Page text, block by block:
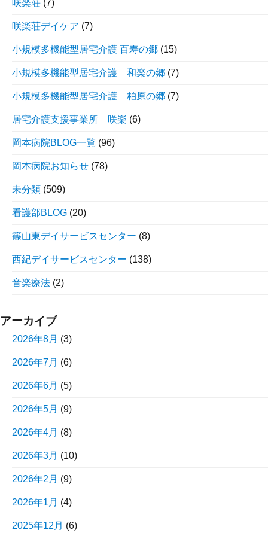
咲楽荘 (7)
咲楽荘デイケア (7)
小規模多機能型居宅介護 百寿の郷 (15)
小規模多機能型居宅介護 和楽の郷 (7)
小規模多機能型居宅介護 柏原の郷 (7)
居宅介護支援事業所 咲楽 (6)
岡本病院BLOG一覧 (96)
岡本病院お知らせ (78)
未分類 (509)
看護部BLOG (20)
篠山東デイサービスセンター (8)
西紀デイサービスセンター (138)
音楽療法 (2)
アーカイブ
2026年8月 (3)
2026年7月 (6)
2026年6月 (5)
2026年5月 (9)
2026年4月 (8)
2026年3月 (10)
2026年2月 (9)
2026年1月 (4)
2025年12月 (6)